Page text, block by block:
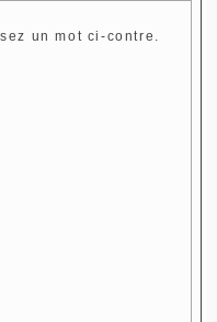
un mot ci-contre.